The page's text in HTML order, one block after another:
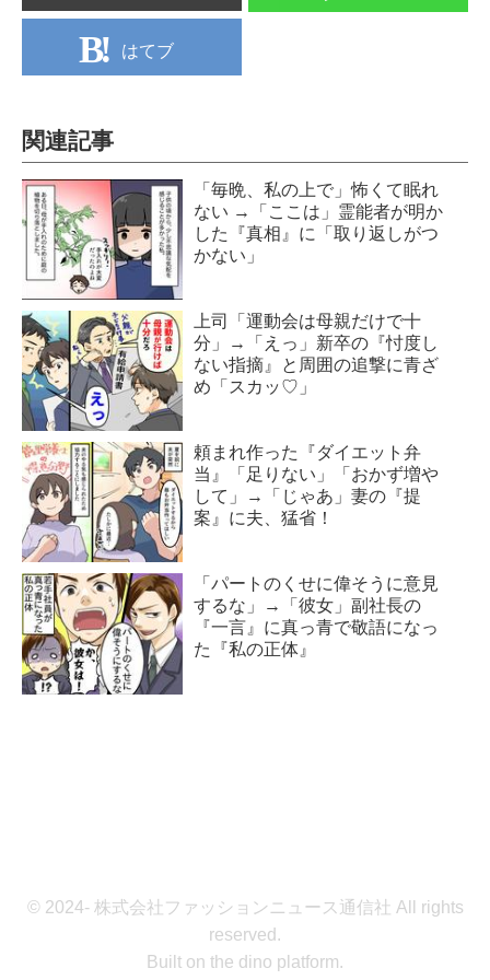
はてブ
関連記事
「毎晩、私の上で」怖くて眠れ
ない →「ここは」霊能者が明か
した『真相』に「取り返しがつ
かない」
上司「運動会は母親だけで十
分」→「えっ」新卒の『忖度し
ない指摘』と周囲の追撃に青ざ
め「スカッ♡」
頼まれ作った『ダイエット弁
当』「足りない」「おかず増や
して」→「じゃあ」妻の『提
案』に夫、猛省！
「パートのくせに偉そうに意見
するな」→「彼女」副社長の
『一言』に真っ青で敬語になっ
た『私の正体』
© 2024- 株式会社ファッションニュース通信社 All rights
reserved.
Built on the dino platform.